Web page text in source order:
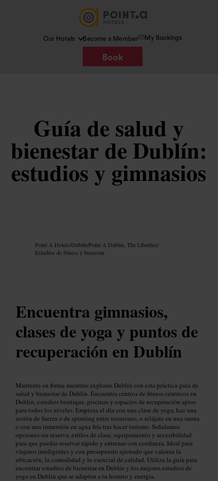
Our Hotels Become a Member My Bookings
Book
Guía de salud y
bienestar de Dublín:
estudios y gimnasios
Point A Hotels/Dublín/Point A Dublin, The Liberties/
Estudios de fitness y bienestar
Encuentra gimnasios,
clases de yoga y puntos de
recuperación en Dublín
Mantente en forma mientras exploras Dublín con esta práctica guía de
salud y bienestar de Dublín. Encuentra centros de fitness céntricos en
Dublín, estudios boutique, piscinas y espacios de recuperación aptos
para todos los niveles. Empieza el día con una clase de yoga, haz una
sesión de fuerza o de spinning entre reuniones, o relájate en una sauna
o con una inmersión en agua fría tras hacer turismo. Señalamos
opciones sin reserva, estilos de clase, equipamiento y accesibilidad
para que puedas reservar rápido y entrenar con confianza. Ideal para
viajeros inteligentes y con presupuesto ajustado que valoran la
ubicación, la comodidad y lo esencial de calidad. Utiliza la guía para
encontrar estudios de bienestar en Dublín y los mejores estudios de
yoga en Dublín que se adapten a tu horario y energía.